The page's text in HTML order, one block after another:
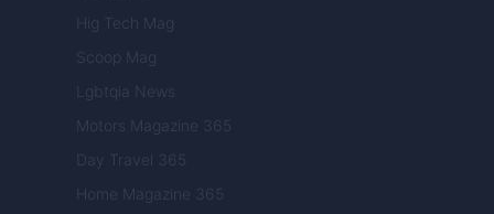
Hig Tech Mag
Scoop Mag
Lgbtqia News
Motors Magazine 365
Day Travel 365
Home Magazine 365